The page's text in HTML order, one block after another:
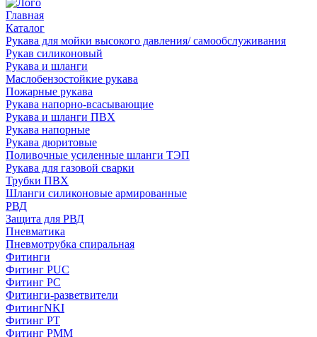
Главная
Каталог
Рукава для мойки высокого давления/ самообслуживания
Рукав силиконовый
Рукава и шланги
Маслобензостойкие рукава
Пожарные рукава
Рукава напорно-всасывающие
Рукава и шланги ПВХ
Рукава напорные
Рукава дюритовые
Поливочные усиленные шланги ТЭП
Рукава для газовой сварки
Трубки ПВХ
Шланги силиконовые армированные
РВД
Защита для РВД
Пневматика
Пневмотрубка спиральная
Фитинги
Фитинг PUC
Фитинг PC
Фитинги-разветвители
ФитингNKI
Фитинг РТ
Фитинг РММ